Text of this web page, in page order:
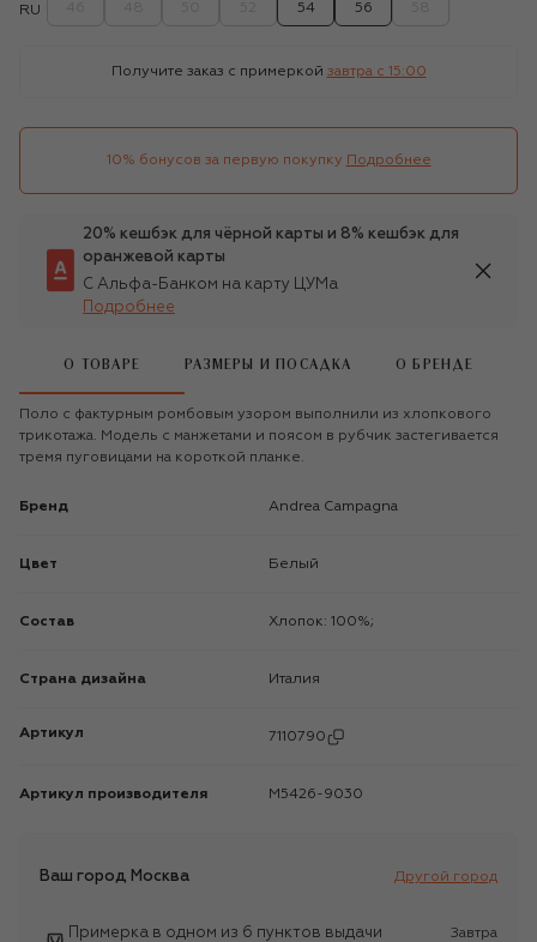
RU 54 56
Получите заказ с примеркой завтра c 15:00
10% бонусов за первую покупку Подробнее
20% кешбэк для чёрной карты и 8% кешбэк для
оранжевой карты
С Альфа-Банком на карту ЦУМа
Подробнее
О ТОВАРЕ РАЗМЕРЫ И ПОСАДКА О БРЕНДЕ
Поло с фактурным ромбовым узором выполнили из хлопкового
трикотажа. Модель с манжетами и поясом в рубчик застегивается
тремя пуговицами на короткой планке.
Бренд Andrea Campagna
Цвет Белый
Состав Хлопок: 100%;
Страна дизайна Италия
Артикул 7110790
Артикул производителя M5426-9030
Ваш город Москва Другой город
Примерка в одном из 6 пунктов выдачи
Завтра